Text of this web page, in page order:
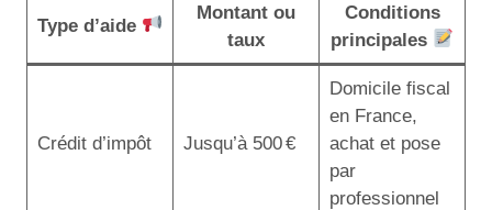
Type d’aide
Montant ou
taux
Conditions
principales
Crédit d’impôt Jusqu’à 500 €
Domicile fiscal
en France,
achat et pose
par
professionnel